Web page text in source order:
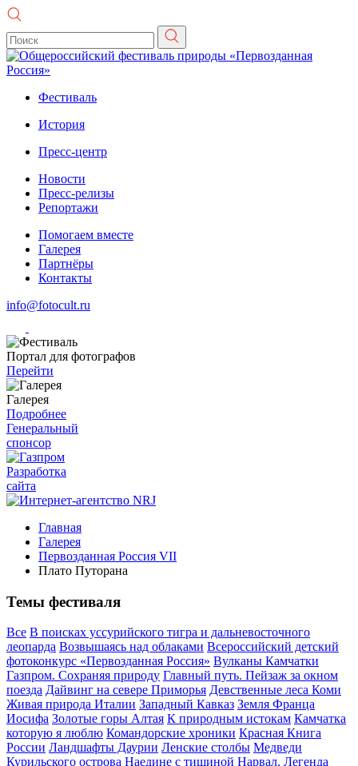
Фестиваль
История
Пресс-центр
Новости
Пресс-релизы
Репортажи
Помогаем вместе
Галерея
Партнёры
Контакты
info@fotocult.ru
Портал для фотографов
Перейти
Галерея
Подробнее
Генеральный
спонсор
Разработка
сайта
Главная
Галерея
Первозданная Россия VII
Плато Путорана
Темы фестиваля
Все В поисках уссурийского тигра и дальневосточного
леопарда Возвышаясь над облаками Всероссийский детский
фотоконкурс «Первозданная Россия» Вулканы Камчатки
Газпром. Сохраняя природу Главный путь. Пейзаж за окном
поезда Дайвинг на севере Приморья Девственные леса Коми
Живая природа Италии Западный Кавказ Земля Франца
Иосифа Золотые горы Алтая К природным истокам Камчатка
которую я люблю Командорские хроники Красная Книга
России Ландшафты Даурии Ленские столбы Медведи
Курильского острова Наедине с тишиной Нарвал. Легенда